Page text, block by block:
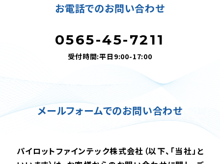
お電話でのお問い合わせ
0565-45-7211
受付時間:平日9:00-17:00
メールフォームでのお問い合わせ
パイロットファインテック株式会社（以下、「当社」と